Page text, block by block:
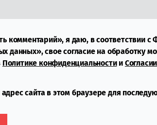
комментарий», я даю, в соответствии
данных», свое согласие на обработку
Политике конфиденциальностии
сайта в этом браузере для